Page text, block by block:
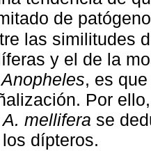
de
las similitudes
y el de la
Anopheles, es
Por
A. mellifera se
dípteros.